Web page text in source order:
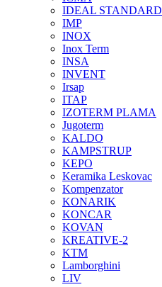
IDEAL STANDARD
IMP
INOX
Inox Term
INSA
INVENT
Irsap
ITAP
IZOTERM PLAMA
Jugoterm
KALDO
KAMPSTRUP
KEPO
Keramika Leskovac
Kompenzator
KONARIK
KONCAR
KOVAN
KREATIVE-2
KTM
Lamborghini
LIV